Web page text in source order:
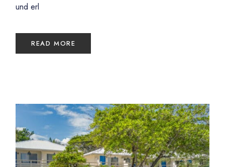
und erl
READ MORE